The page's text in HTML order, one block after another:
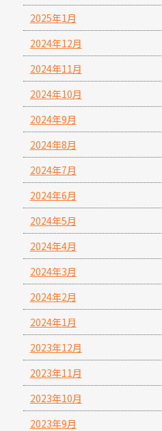
2025年1月
2024年12月
2024年11月
2024年10月
2024年9月
2024年8月
2024年7月
2024年6月
2024年5月
2024年4月
2024年3月
2024年2月
2024年1月
2023年12月
2023年11月
2023年10月
2023年9月